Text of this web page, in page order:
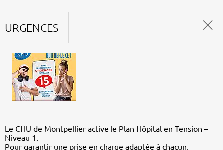
URGENCES
Le CHU de Montpellier active le Plan Hôpital en Tension –
Niveau 1.
Pour garantir une prise en charge adaptée à chacun,